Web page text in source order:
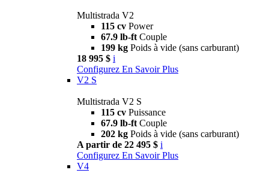
Multistrada V2
115 cv Power
67.9 lb-ft Couple
199 kg Poids à vide (sans carburant)
18 995 $ i
Configurez En Savoir Plus
V2 S
Multistrada V2 S
115 cv Puissance
67.9 lb-ft Couple
202 kg Poids à vide (sans carburant)
A partir de 22 495 $ i
Configurez En Savoir Plus
V4